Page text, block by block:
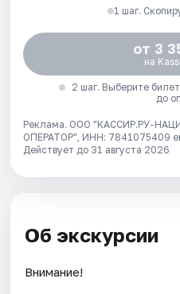
1 шаг.
от 3
на
2 шаг. Выберите
до
Реклама. ООО "КАССИР.РУ-
ОПЕРАТОР", ИНН: 7841075409
Действует до 31 августа 2026
Об экскурсии
Внимание!